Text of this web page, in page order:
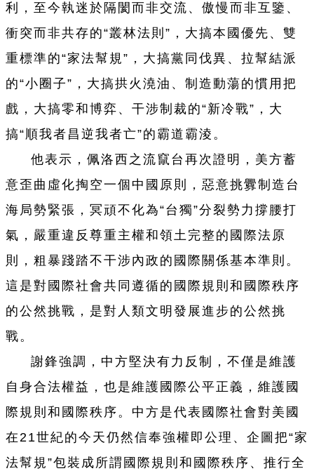
利，至今執迷於隔閡而非交流、傲慢而非互鑒、
衝突而非共存的“叢林法則”，大搞本國優先、雙
重標準的“家法幫規”，大搞黨同伐異、拉幫結派
的“小圈子”，大搞拱火澆油、制造動蕩的慣用把
戲，大搞零和博弈、干涉制裁的“新冷戰”，大
搞“順我者昌逆我者亡”的霸道霸淩。
他表示，佩洛西之流竄台再次證明，美方蓄
意歪曲虛化掏空一個中國原則，惡意挑釁制造台
海局勢緊張，冥頑不化為“台獨”分裂勢力撐腰打
氣，嚴重違反尊重主權和領土完整的國際法原
則，粗暴踐踏不干涉內政的國際關係基本準則。
這是對國際社會共同遵循的國際規則和國際秩序
的公然挑戰，是對人類文明發展進步的公然挑
戰。
謝鋒強調，中方堅決有力反制，不僅是維護
自身合法權益，也是維護國際公平正義，維護國
際規則和國際秩序。中方是代表國際社會對美國
在21世紀的今天仍然信奉強權即公理、企圖把“家
法幫規”包裝成所謂國際規則和國際秩序、推行全